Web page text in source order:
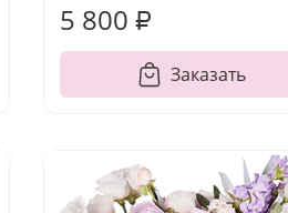
5 800 ₽
Заказать